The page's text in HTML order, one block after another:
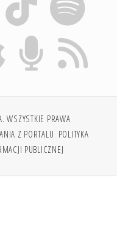
PRAWA
Z PORTALU POLITYKA
PUBLICZNEJ